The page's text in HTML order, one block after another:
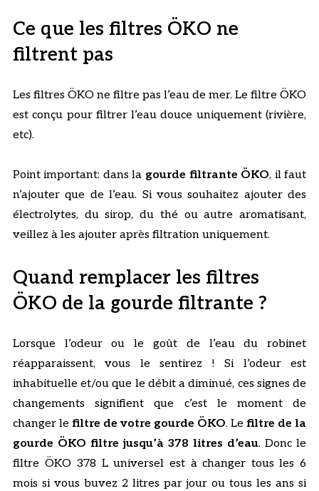
Ce que les filtres ÖKO ne
filtrent pas
Les filtres ÖKO ne filtre pas l’eau de mer. Le filtre ÖKO
est conçu pour filtrer l’eau douce uniquement (rivière,
etc).
Point important: dans la gourde filtrante ÖKO, il faut
n’ajouter que de l’eau. Si vous souhaitez ajouter des
électrolytes, du sirop, du thé ou autre aromatisant,
veillez à les ajouter après filtration uniquement.
Quand remplacer les filtres
ÖKO de la gourde filtrante ?
Lorsque l’odeur ou le goût de l’eau du robinet
réapparaissent, vous le sentirez ! Si l’odeur est
inhabituelle et/ou que le débit a diminué, ces signes de
changements signifient que c’est le moment de
changer le filtre de votre gourde ÖKO. Lefiltre de la
gourde ÖKO filtre jusqu’à 378 litres d’eau. Donc le
filtre ÖKO 378 L universel est à changer tous les 6
mois si vous buvez 2 litres par jour ou tous les ans si